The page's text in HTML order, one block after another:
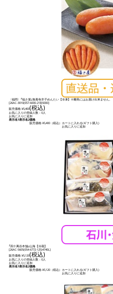
〈福岡〉｢福さ屋｣無着色辛子めんたい【冷凍】※離島にはお届け出来ません。
[26AC-3010(057-6000-218)5000]
販売価格:¥5,400(税込)
お気に入りの登録人数：0人
お気に入りに追加
表示名1表示名2価格
販売価格:¥5,400（税込） カートに入れる(ギフト購入)
お気に入りに追加
｢四十萬谷本舗｣山海【冷蔵】
[26AC-5605(054-6772-125)4740L]
販売価格:¥5,120(税込)
お気に入りの登録人数：0人
お気に入りに追加
表示名1表示名2価格
販売価格:¥5,120（税込） カートに入れる(ギフト購入)
お気に入りに追加